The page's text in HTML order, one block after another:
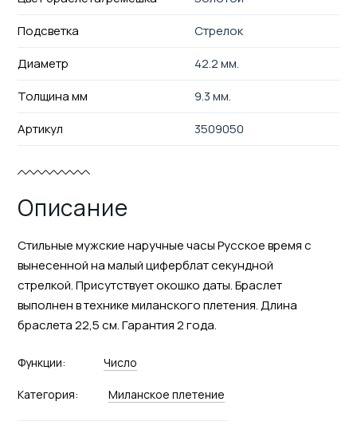
Подсветка
Стрелок
Диаметр
42.2 мм.
Толщина мм
9.3 мм.
Артикул
3509050
Описание
Стильные мужские наручные часы Русское время с
вынесенной на малый циферблат секундной
стрелкой. Присутствует окошко даты. Браслет
выполнен в технике миланского плетения. Длина
браслета 22,5 см. Гарантия 2 года.
Функции: Число
Категория: Миланское плетение